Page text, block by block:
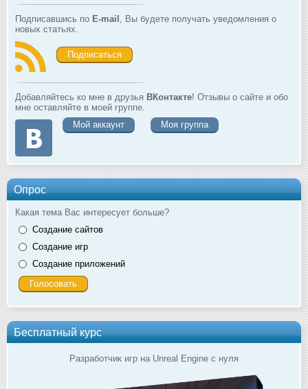
Подписавшись по E-mail
, Вы будете получать уведомления о
новых статьях.
Подписаться
Добавляйтесь ко мне в друзья ВКонтакте! Отзывы о сайте и обо
мне оставляйте в моей группе.
Мой аккаунт
Моя группа
Опрос
Какая тема Вас интересует больше?
Создание сайтов
Создание игр
Создание приложений
Бесплатный курс
Разработчик игр на Unreal Engine с нуля